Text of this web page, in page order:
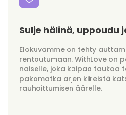
Sulje hälinä, uppoudu
Elokuvamme on tehty
rentoutumaan. WithLove on
naiselle, joka kaipaa taukoa
pakomatka arjen kiireistä
rauhoittumisen äärelle.